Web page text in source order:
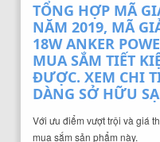
TỔNG HỢP MÃ
NĂM 2019, MÃ
18W ANKER
MUA SẮM TIẾT
ĐƯỢC. XEM CHI
DÀNG SỞ HỮU
Với ưu điểm vượt trội và giá
mua sắm sản phẩm này.